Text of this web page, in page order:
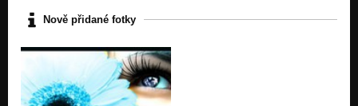
Nově přidané fotky